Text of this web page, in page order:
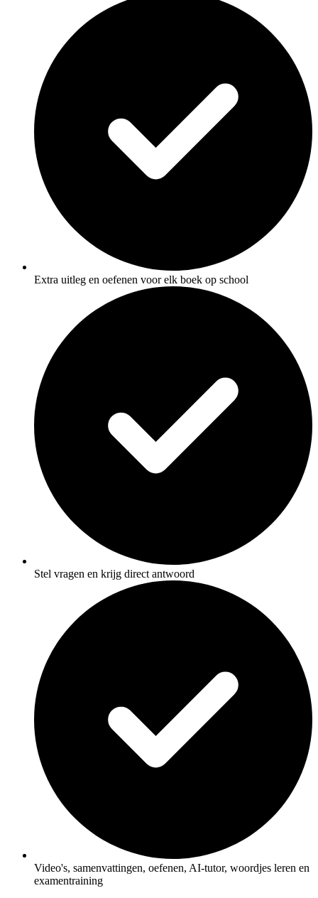
Extra uitleg en oefenen voor elk boek op school
Stel vragen en krijg direct antwoord
Video's, samenvattingen, oefenen, AI-tutor, woordjes leren en
examentraining